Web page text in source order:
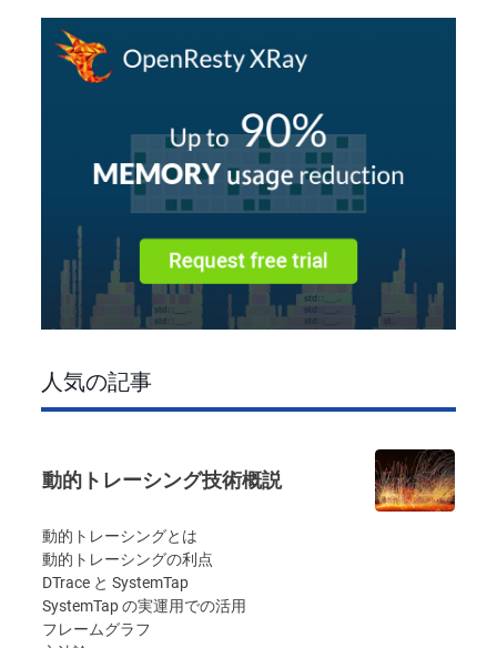
人気の記事
動的トレーシング技術概説
動的トレーシングとは
動的トレーシングの利点
DTrace と SystemTap
SystemTap の実運用での活用
フレームグラフ